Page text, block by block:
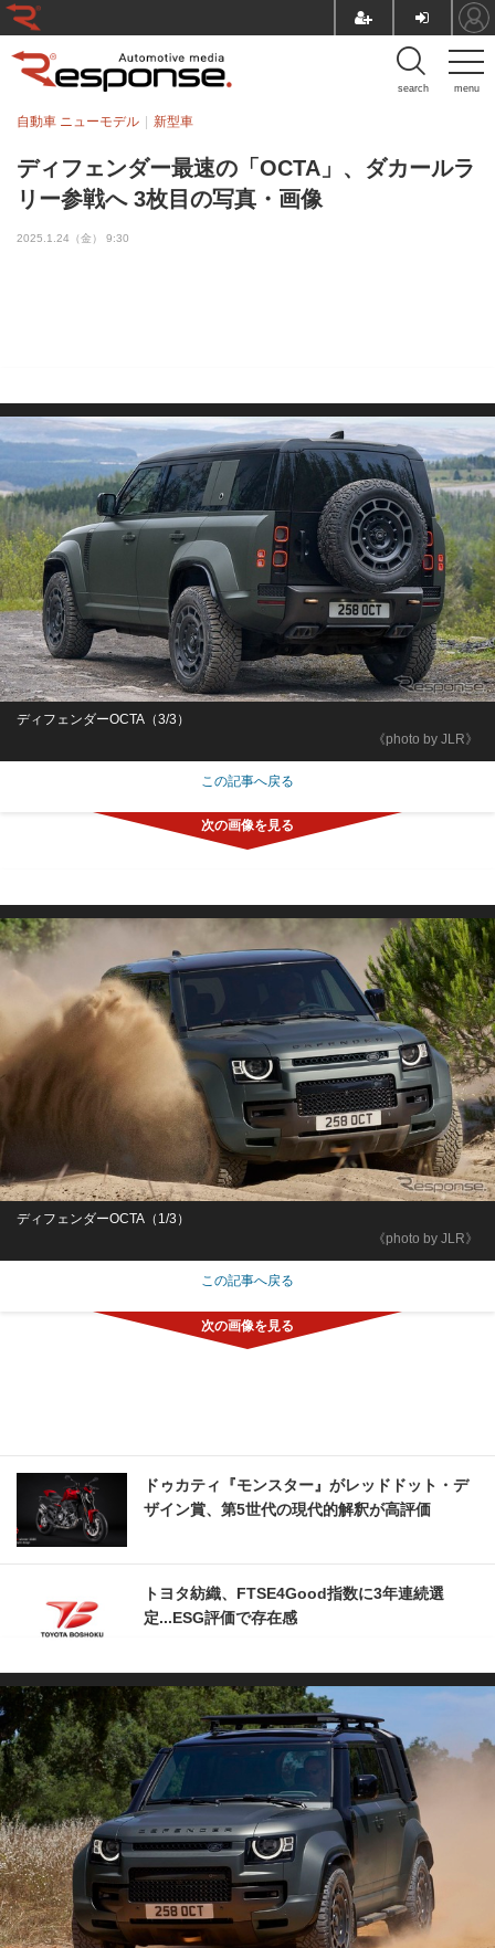
menu
search
ディフェンダー最速の「OCTA」、ダカールラ
リー参戦へ 3枚目の写真・画像
自動車 ニューモデル 新型車
2025.1.24（金） 9:30
《photo by JLR》
ディフェンダーOCTA（3/3）
この記事へ戻る
《photo by JLR》
ディフェンダーOCTA（1/3）
この記事へ戻る
ドゥカティ『モンスター』がレッドドット・デ
ザイン賞、第5世代の現代的解釈が高評価
トヨタ紡織、FTSE4Good指数に3年連続選
定...ESG評価で存在感